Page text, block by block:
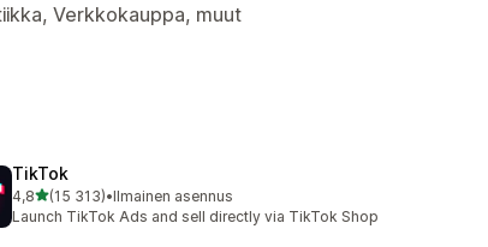
Verkkokauppa, muut
TikTok
4,8/ 5 tähteä
(15 313)
15313 arvostelua yhteensä
•Ilmainen asennus
Launch TikTok Ads and sell directly via TikTok Shop